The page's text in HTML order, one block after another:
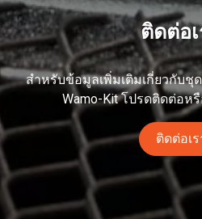
ติดต่อ
สำหรับข้อมูลเพิ่มเติมเกี่ยวกับชุ
Wamo-Kitโปรดติดต่อห
ติดต่อเร